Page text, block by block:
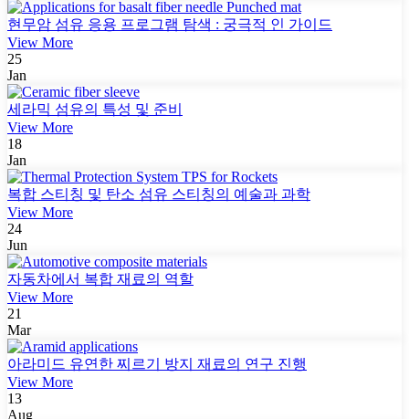
현무암 섬유 응용 프로그램 탐색 : 궁극적 인 가이드
View More
25
Jan
세라믹 섬유의 특성 및 준비
View More
18
Jan
복합 스티칭 및 탄소 섬유 스티칭의 예술과 과학
View More
24
Jun
자동차에서 복합 재료의 역할
View More
21
Mar
아라미드 유연한 찌르기 방지 재료의 연구 진행
View More
13
Aug